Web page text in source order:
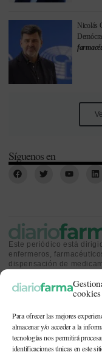
cookies
Para ofrecer las mejores
almacenar y/o acceder a la
tecnologías nos permitirá
identificaciones únicas en este
Nicolás
Síguenos en
Este periódico está
enfermeros,
dispensación de
sanitaria.
CONTACTO Y QUIÉNES